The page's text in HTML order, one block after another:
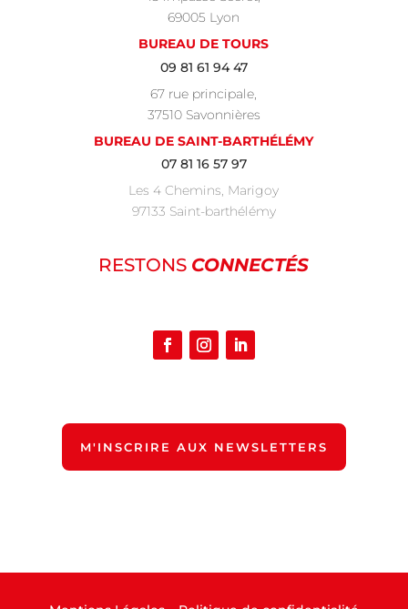
69005 Lyon
BUREAU DE TOURS
09 81 61 94 47
67 rue principale,
37510 Savonnières
BUREAU DE SAINT-BARTHÉLÉMY
07 81 16 57 97
Les 4 Chemins, Marigoy
97133 Saint-barthélémy
RESTONS CONNECTÉS
M'INSCRIRE AUX NEWSLETTERS